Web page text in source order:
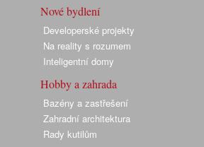
Nové bydlení
Developerské projekty
Na reality s rozumem
Inteligentní domy
Hobby a zahrada
Bazény a zastřešení
Zahradní architektura
Rady kutilům